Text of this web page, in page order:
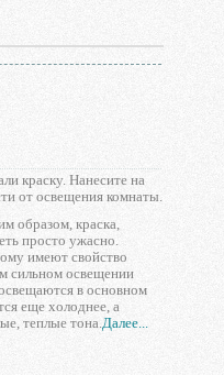
краску. Нанесите на
от освещения комнаты.
образом, краска,
просто ужасно.
имеют свойство
сильном освещении
в основном
еще холоднее, а
теплые тона.Далее...